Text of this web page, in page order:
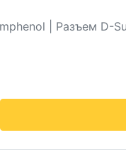
| Разъем D-